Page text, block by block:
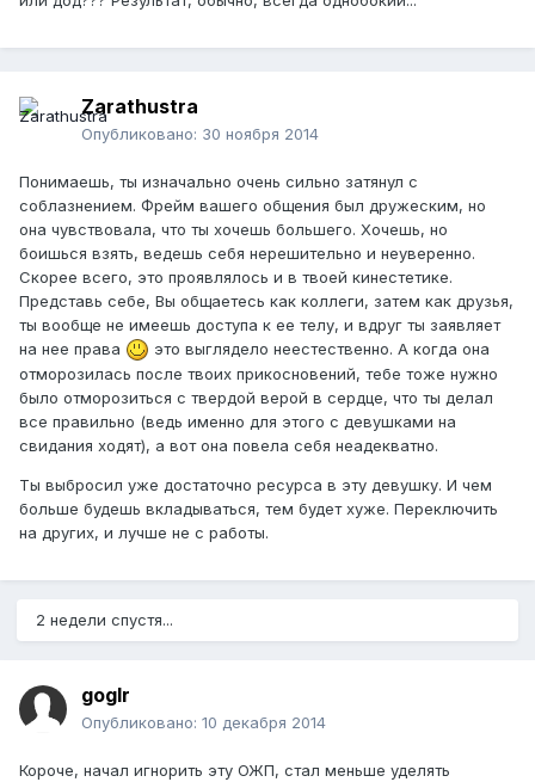
Zarathustra
Опубликовано: 30 ноября 2014
Понимаешь, ты изначально очень сильно затянул с
соблазнением. Фрейм вашего общения был дружеским, но
она чувствовала, что ты хочешь большего. Хочешь, но
боишься взять, ведешь себя нерешительно и неуверенно.
Скорее всего, это проявлялось и в твоей кинестетике.
Представь себе, Вы общаетесь как коллеги, затем как друзья,
ты вообще не имеешь доступа к ее телу, и вдруг ты заявляет
на нее права
это выглядело неестественно. А когда она
отморозилась после твоих прикосновений, тебе тоже нужно
было отморозиться с твердой верой в сердце, что ты делал
все правильно (ведь именно для этого с девушками на
свидания ходят), а вот она повела себя неадекватно.
Ты выбросил уже достаточно ресурса в эту девушку. И чем
больше будешь вкладываться, тем будет хуже. Переключить
на других, и лучше не с работы.
2 недели спустя...
goglr
Опубликовано: 10 декабря 2014
Короче, начал игнорить эту ОЖП, стал меньше уделять